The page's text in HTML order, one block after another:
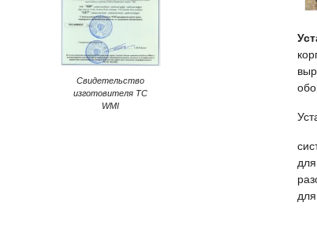
Свидетельство
изготовителя ТС
WMI